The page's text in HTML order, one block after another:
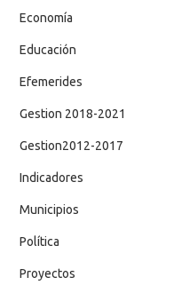
Economía
Educación
Efemerides
Gestion 2018-2021
Gestion2012-2017
Indicadores
Municipios
Política
Proyectos